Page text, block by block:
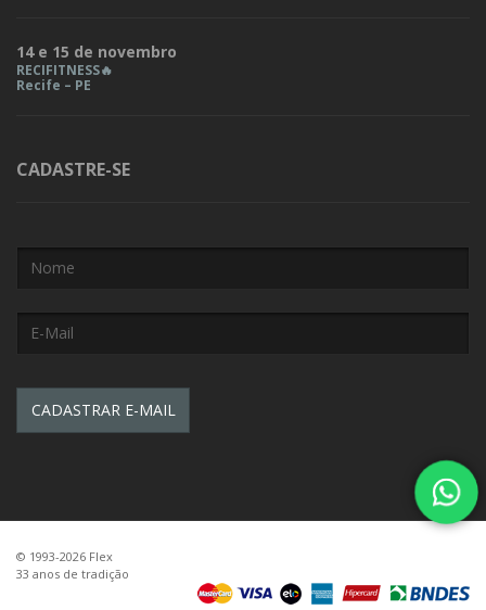
14 e 15 de novembro
RECIFITNESS🔥
Recife – PE
CADASTRE-SE
© 1993-2026 Flex
33 anos de tradição